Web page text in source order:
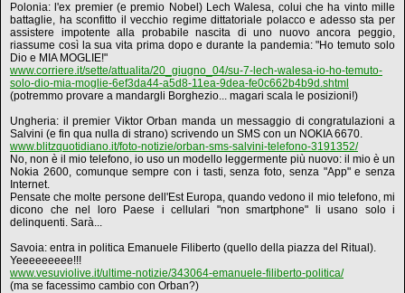
Polonia: l'ex premier (e premio Nobel) Lech Walesa, colui che ha vinto mille
battaglie, ha sconfitto il vecchio regime dittatoriale polacco e adesso sta per
assistere impotente alla probabile nascita di uno nuovo ancora peggio,
riassume così la sua vita prima dopo e durante la pandemia: "Ho temuto solo
Dio e MIA MOGLIE!"
www.corriere.it/sette/attualita/20_giugno_04/su-7-lech-walesa-io-ho-temuto-
solo-dio-mia-moglie-6ef3da44-a5d8-11ea-9dea-fe0c662b4b9d.shtml
(potremmo provare a mandargli Borghezio... magari scala le posizioni!)
Ungheria: il premier Viktor Orban manda un messaggio di congratulazioni a
Salvini (e fin qua nulla di strano) scrivendo un SMS con un NOKIA 6670.
www.blitzquotidiano.it/foto-notizie/orban-sms-salvini-telefono-3191352/
No, non è il mio telefono, io uso un modello leggermente più nuovo: il mio è un
Nokia 2600, comunque sempre con i tasti, senza foto, senza "App" e senza
Internet.
Pensate che molte persone dell'Est Europa, quando vedono il mio telefono, mi
dicono che nel loro Paese i cellulari "non smartphone" li usano solo i
delinquenti. Sarà...
Savoia: entra in politica Emanuele Filiberto (quello della piazza del Ritual).
Yeeeeeeeee!!!
www.vesuviolive.it/ultime-notizie/343064-emanuele-filiberto-politica/
(ma se facessimo cambio con Orban?)